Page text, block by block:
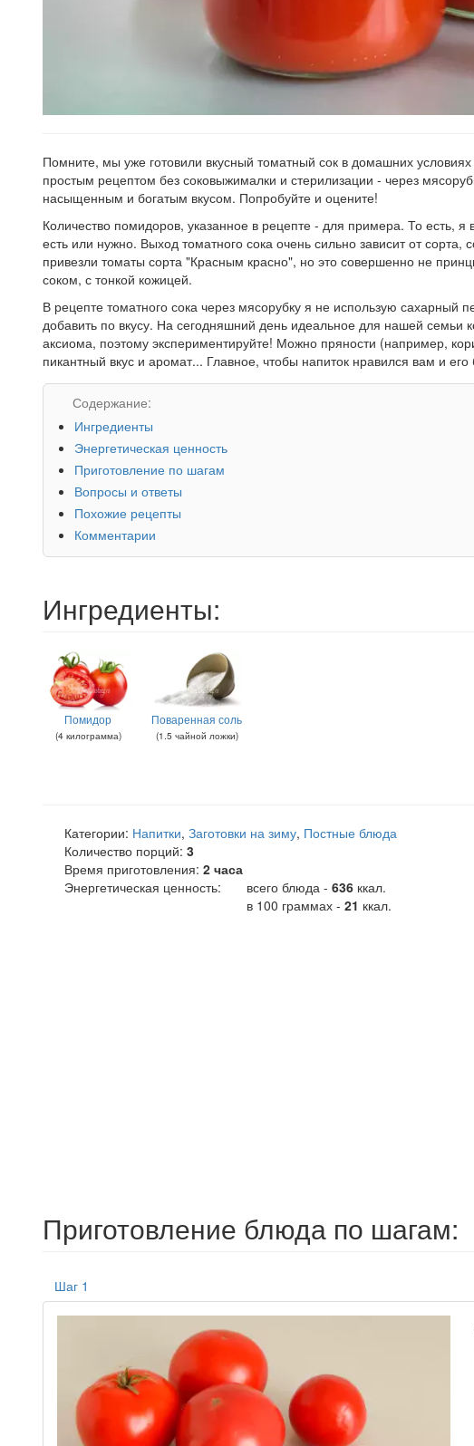
Помните, мы уже готовили вкусный томатный сок в домашних
простым рецептом без соковыжималки и стерилизации - через
насыщенным и богатым вкусом. Попробуйте и оцените!
Количество помидоров, указанное в рецепте - для примера. То есть,
есть или нужно. Выход томатного сока очень сильно зависит от
привезли томаты сорта "Красным красно", но это совершенно не
соком, с тонкой кожицей.
В рецепте томатного сока через мясорубку я не использую сахарный
добавить по вкусу. На сегодняшний день идеальное для нашей семьи
аксиома, поэтому экспериментируйте! Можно пряности (например,
пикантный вкус и аромат... Главное, чтобы напиток нравился вам и
Содержание:
Ингредиенты
Энергетическая ценность
Приготовление по шагам
Вопросы и ответы
Похожие рецепты
Комментарии
Ингредиенты:
Помидор
(4 килограмма)
Поваренная соль
(1.5 чайной ложки)
Категории: Напитки, Заготовки на зиму, Постные блюда
Количество порций: 3
Время приготовления: 2 часа
Энергетическая ценность:
всего блюда - 636 ккал.
в 100 граммах - 21 ккал.
Приготовление блюда по шагам:
Шаг 1